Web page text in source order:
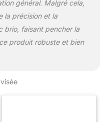
général. Malgré cela,
la précision et la
brio, faisant pencher la
produit robuste et bien